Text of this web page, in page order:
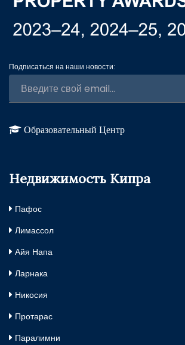
Подписаться на наши новости:
Образовательный Центр
Недвижимость Кипра
Пафос
Лимассол
Айя Напа
Ларнака
Никосия
Протарас
Паралимни